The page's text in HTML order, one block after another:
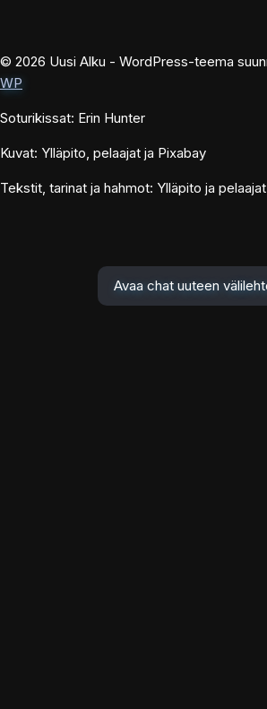
© 2026 Uusi Alku - WordPress-teema
WP
Soturikissat: Erin Hunter
Kuvat: Ylläpito, pelaajat ja Pixabay
Tekstit, tarinat ja hahmot: Ylläpito ja pelaajat
Avaa chat uuteen